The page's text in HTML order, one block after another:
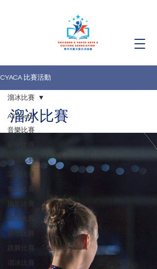
CYACA 比賽活動
All Posts
音樂比賽
藝術比賽
朗誦比賽
認字比賽
徵文比賽
攝影比賽
書法比賽
歌唱比賽
跳舞比賽
溜冰比賽
溜冰比賽
溜冰比賽